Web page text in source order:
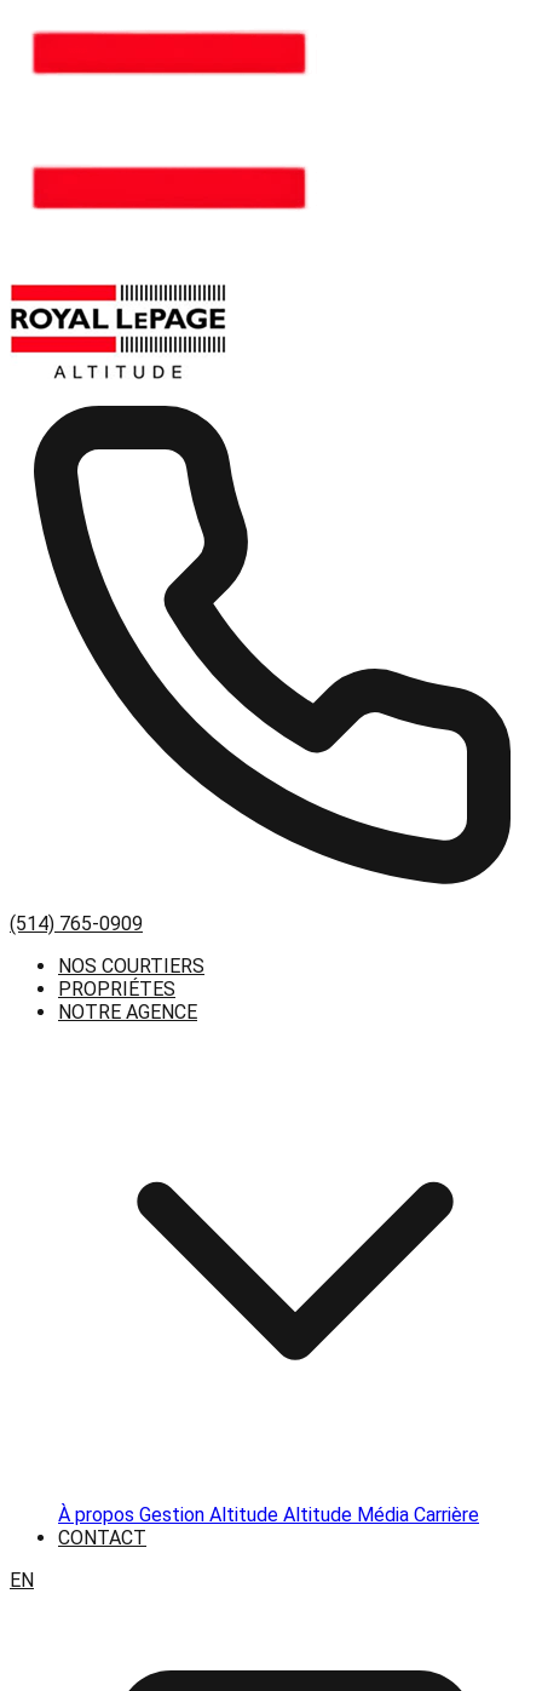
(514) 765-0909
NOS COURTIERS
PROPRIÉTES
NOTRE AGENCE
À propos Gestion Altitude Altitude Média Carrière
CONTACT
EN